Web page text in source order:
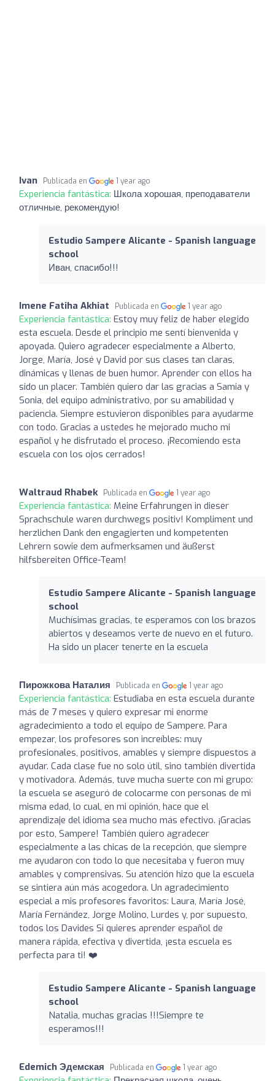
Ivan Publicada en 1 year ago
Experiencia fantástica: Школа хорошая, преподаватели
отличные, рекомендую!
Estudio Sampere Alicante - Spanish language
school
Иван, спасибо!!!
Imene Fatiha Akhiat Publicada en 1 year ago
Experiencia fantástica: Estoy muy feliz de haber elegido
esta escuela. Desde el principio me sentí bienvenida y
apoyada. Quiero agradecer especialmente a Alberto,
Jorge, María, José y David por sus clases tan claras,
dinámicas y llenas de buen humor. Aprender con ellos ha
sido un placer. También quiero dar las gracias a Samia y
Sonia, del equipo administrativo, por su amabilidad y
paciencia. Siempre estuvieron disponibles para ayudarme
con todo. Gracias a ustedes he mejorado mucho mi
español y he disfrutado el proceso. ¡Recomiendo esta
escuela con los ojos cerrados!
Waltraud Rhabek Publicada en 1 year ago
Experiencia fantástica: Meine Erfahrungen in dieser
Sprachschule waren durchwegs positiv! Kompliment und
herzlichen Dank den engagierten und kompetenten
Lehrern sowie dem aufmerksamen und äußerst
hilfsbereiten Office-Team!
Estudio Sampere Alicante - Spanish language
school
Muchísimas gracias, te esperamos con los brazos
abiertos y deseamos verte de nuevo en el futuro.
Ha sido un placer tenerte en la escuela
Пирожкова Наталия Publicada en 1 year ago
Experiencia fantástica: Estudiaba en esta escuela durante
más de 7 meses y quiero expresar mi enorme
agradecimiento a todo el equipo de Sampere. Para
empezar, los profesores son increíbles: muy
profesionales, positivos, amables y siempre dispuestos a
ayudar. Cada clase fue no solo útil, sino también divertida
y motivadora. Además, tuve mucha suerte con mi grupo:
la escuela se aseguró de colocarme con personas de mi
misma edad, lo cual, en mi opinión, hace que el
aprendizaje del idioma sea mucho más efectivo. ¡Gracias
por esto, Sampere! También quiero agradecer
especialmente a las chicas de la recepción, que siempre
me ayudaron con todo lo que necesitaba y fueron muy
amables y comprensivas. Su atención hizo que la escuela
se sintiera aún más acogedora. Un agradecimiento
especial a mis profesores favoritos: Laura, María José,
María Fernández, Jorge Molino, Lurdes y, por supuesto,
todos los Davides Si quieres aprender español de
manera rápida, efectiva y divertida, ¡esta escuela es
perfecta para ti! ❤️
Estudio Sampere Alicante - Spanish language
school
Natalia, muchas gracias !!!Siempre te
esperamos!!!
Edemich Эдемская Publicada en 1 year ago